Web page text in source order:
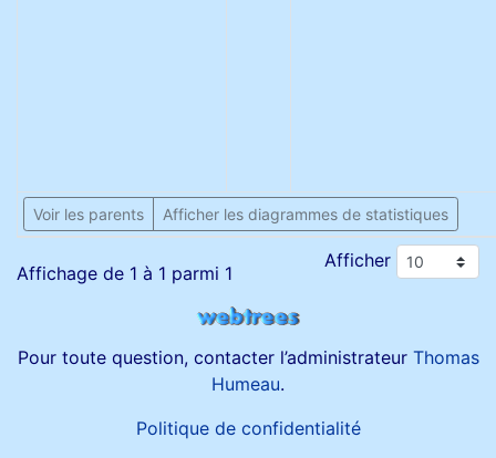
Voir les parents Afficher les diagrammes de statistiques
Affichage de 1 à 1 parmi 1
Afficher
Pour toute question, contacter l’administrateur Thomas
Humeau.
Politique de confidentialité